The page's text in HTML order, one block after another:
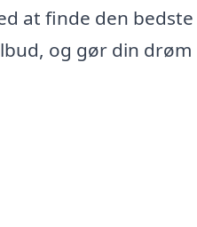
at finde den bedste
og gør din drøm